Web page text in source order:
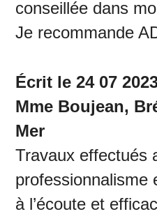
conseillée dans
Je recommande
Écrit le 24 07
Mme Boujean,
Mer
Travaux effectués
professionnalisme
à l’écoute et